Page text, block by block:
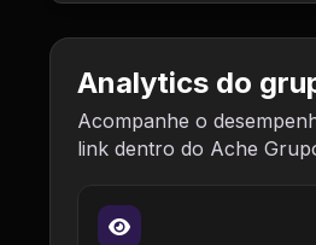
Analytics do
Acompanhe o
link dentro do Ache